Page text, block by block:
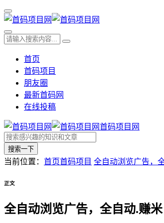
首页
首码项目
朋友圈
最新首码网
在线投稿
首码项目网
搜索一下
当前位置： 首页首码项目 全自动浏览广告，
正文
全自动浏览广告，全自动.赚